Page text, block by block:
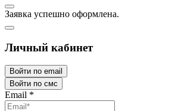
Заявка успешно оформлена.
Личный кабинет
Войти по email
Войти по смс
Email *